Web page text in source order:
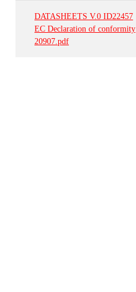
DATASHEETS V.0 ID22457
EC Declaration of conformity
20907.pdf